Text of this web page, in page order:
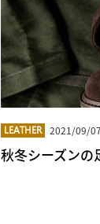
LEATHER 2021/09/07
秋冬シーズンの